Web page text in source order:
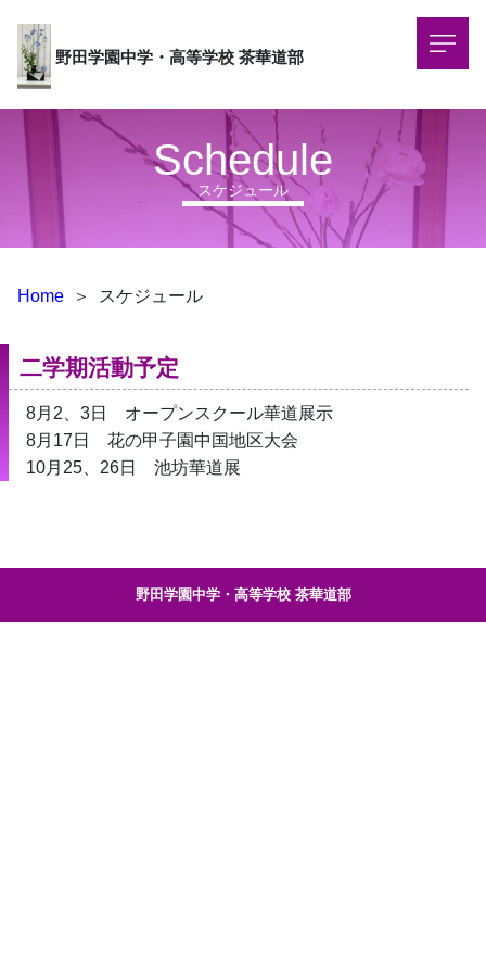
野田学園中学・高等学校 茶華道部
スケジュール
Schedule
Home ＞ スケジュール
二学期活動予定
8月2、3日　オープンスクール華道展示
8月17日　花の甲子園中国地区大会
10月25、26日　池坊華道展
野田学園中学・高等学校 茶華道部